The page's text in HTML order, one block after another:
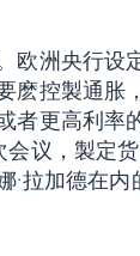
欧洲央行设
控製通胀
者更高利
议，製定
·拉加德在